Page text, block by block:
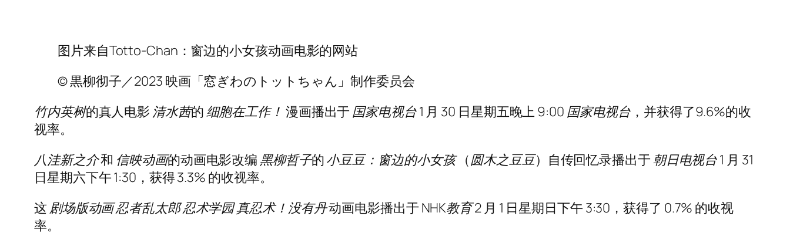
图片来自Totto-Chan：窗边的小女孩动画电影的网站
© 黒柳彻子／2023 映画「窓ぎわのトットちゃん」制作委员会
竹内英树的真人电影 清水茜的细胞在工作！ 漫画播出于 国家电视台1 月 30 日星期五晚上 9:00 国家电视台 ，并获得了9.6%的收
视率。
八洼新之介和 信映动画的动画电影改编 黑柳哲子的小豆豆：窗边的小女孩（圆木之豆豆）自传回忆录播出于朝日电视台1 月 31
日星期六下午 1:30，获得 3.3% 的收视率。
这 剧场版动画 忍者乱太郎 忍术学园 真忍术！没有丹动画电影播出于 NHK教育2 月 1 日星期日下午 3:30，获得了 0.7% 的收视
率。